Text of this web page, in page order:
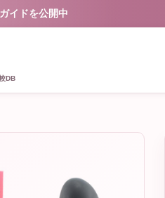
イドを公開中
DB